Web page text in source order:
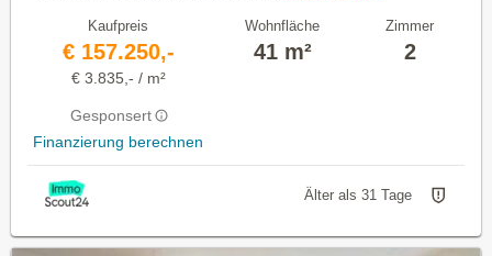
Kaufpreis
€ 157.250,-
€ 3.835,- / m²
Gesponsert
Finanzierung berechnen
Wohnfläche
41 m²
Zimmer
2
Älter als 31 Tage